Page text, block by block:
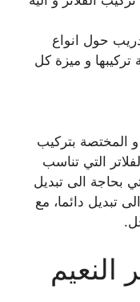
حول انواع
تركيبها و ميزة كل
المختصة بتركيب
التي تناسب
بحاجة الى تبديل
تبديل دائما، مع
النعيم